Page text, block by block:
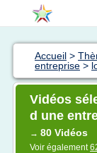
Accueil >
entreprise >
Vidéos
d une
→ 80 Vidéos
Voir également